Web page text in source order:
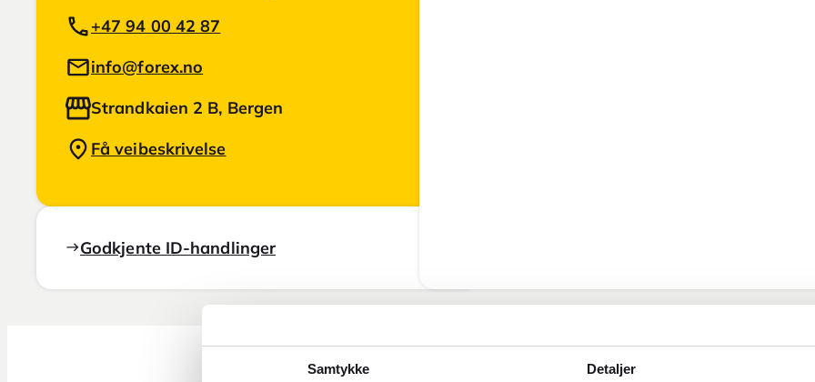
Samtykke Detaljer
+47 94 00 42 87
info@forex.no
Strandkaien 2 B, Bergen
Få veibeskrivelse
Godkjente ID-handlinger